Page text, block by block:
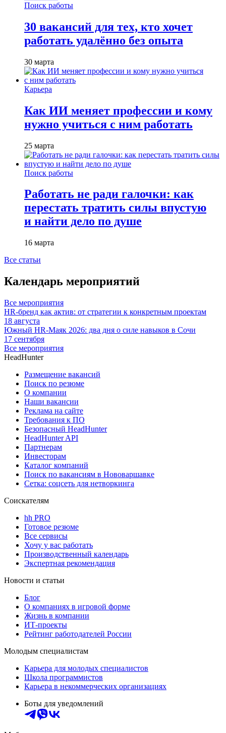
Поиск работы
30 вакансий для тех, кто хочет
работать удалённо без опыта
30 марта
Карьера
Как ИИ меняет профессии и кому
нужно учиться с ним работать
25 марта
Поиск работы
Работать не ради галочки: как
перестать тратить силы впустую
и найти дело по душе
16 марта
Все статьи
Календарь мероприятий
Все мероприятия
HR-бренд как актив: от стратегии к конкретным проектам
18 августа
Южный HR-Маяк 2026: два дня о силе навыков в Сочи
17 сентября
Все мероприятия
HeadHunter
Размещение вакансий
Поиск по резюме
О компании
Наши вакансии
Реклама на сайте
Требования к ПО
Безопасный HeadHunter
HeadHunter API
Партнерам
Инвесторам
Каталог компаний
Поиск по вакансиям в Нововаршавке
Сетка: соцсеть для нетворкинга
Соискателям
hh PRO
Готовое резюме
Все сервисы
Хочу у вас работать
Производственный календарь
Экспертная рекомендация
Новости и статьи
Блог
О компаниях в игровой форме
Жизнь в компании
ИТ-проекты
Рейтинг работодателей России
Молодым специалистам
Карьера для молодых специалистов
Школа программистов
Карьера в некоммерческих организациях
Боты для уведомлений